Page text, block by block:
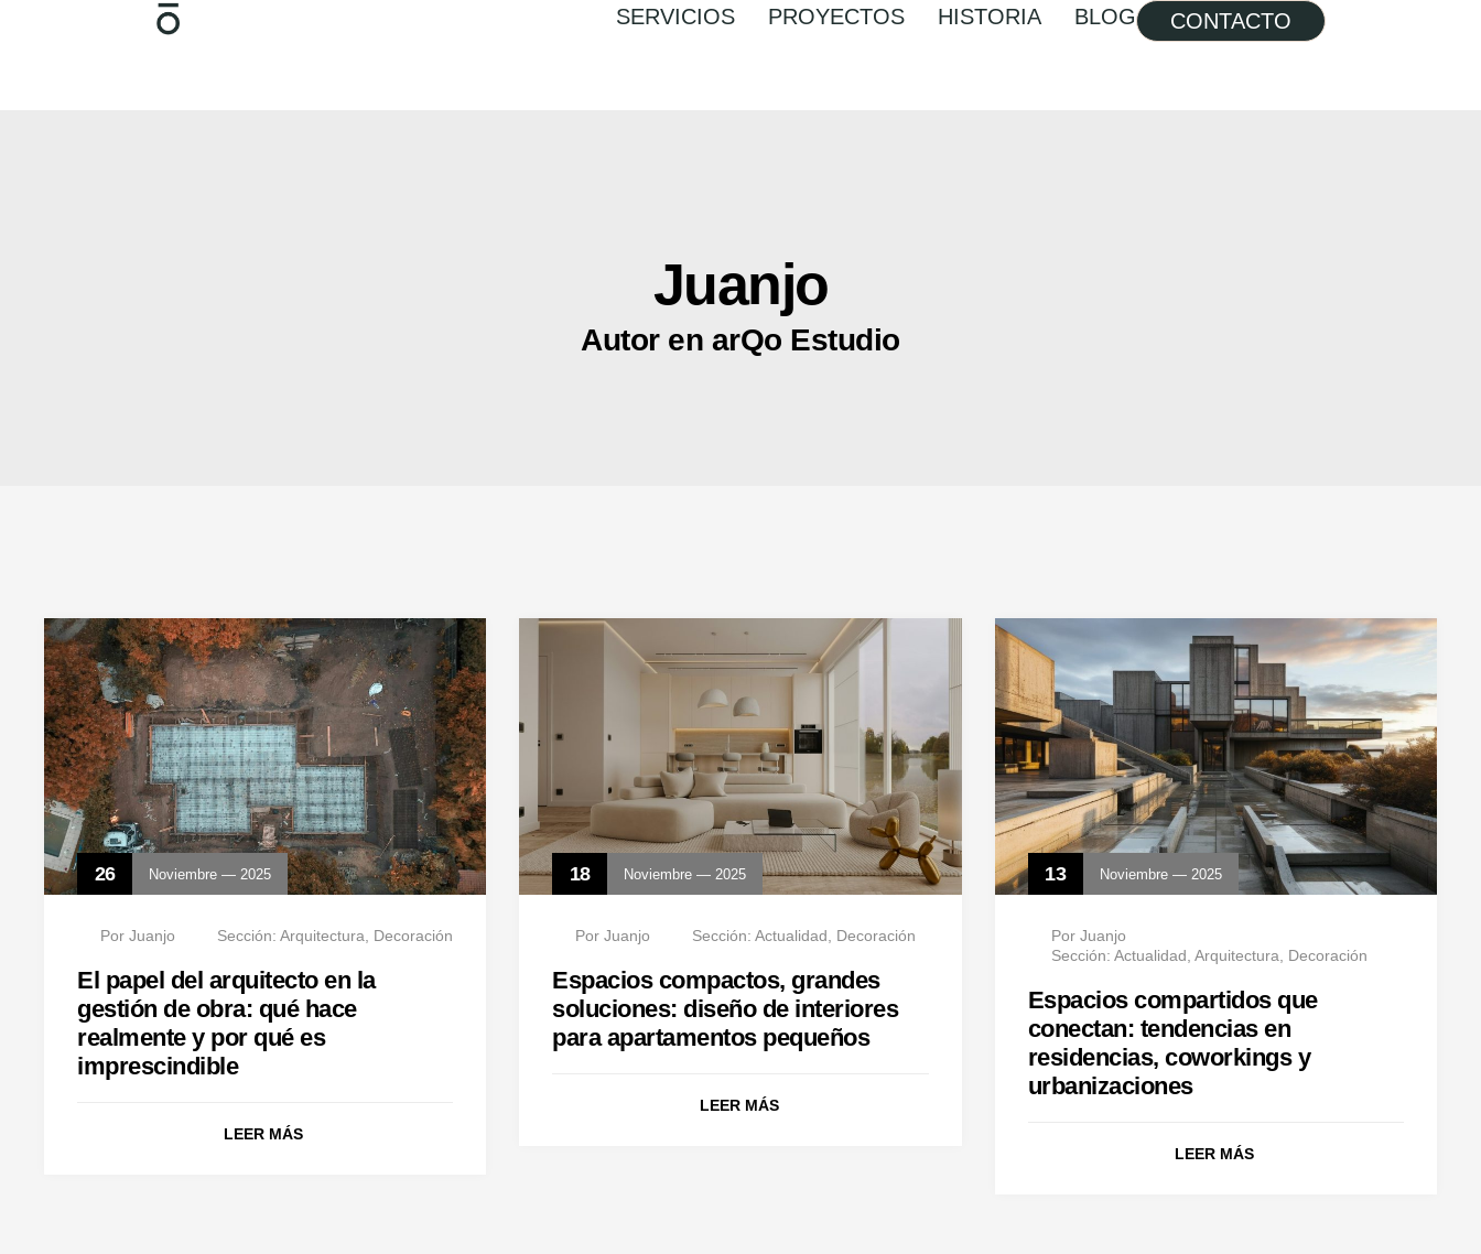
SERVICIOS PROYECTOS HISTORIA BLOG CONTACTO
Juanjo
Autor en arQo Estudio
26 Noviembre — 2025
Por Juanjo Sección: Arquitectura Decoración
El papel del arquitecto en la
gestión de obra: qué hace
realmente y por qué es
imprescindible
LEER MÁS
18 Noviembre — 2025
Por Juanjo Sección: Actualidad Decoración
Espacios compactos, grandes
soluciones: diseño de interiores
para apartamentos pequeños
LEER MÁS
13 Noviembre — 2025
PorJuanjo
Sección: Actualidad Arquitectura Decoración
Espacios compartidos que
conectan: tendencias en
residencias, coworkings y
urbanizaciones
LEER MÁS